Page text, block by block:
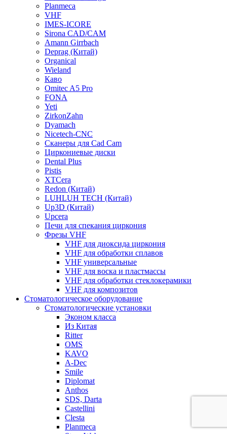
Planmeca
VHF
IMES-ICORE
Sirona CAD/CAM
Amann Girrbach
Deprag (Китай)
Organical
Wieland
Каво
Omitec A5 Pro
FONA
Yeti
ZirkonZahn
Dyamach
Nicetech-CNC
Сканеры для Cad Cam
Циркониевые диски
Dental Plus
Pistis
XTCera
Redon (Китай)
LUHLUH TECH (Китай)
Up3D (Китай)
Upcera
Печи для спекания циркония
Фрезы VHF
VHF для диоксида циркония
VHF для обработки сплавов
VHF универсальные
VHF для воска и пластмассы
VHF для обработки стеклокерамики
VHF для композитов
Стоматологическое оборудование
Стоматологические установки
Эконом класса
Из Китая
Ritter
OMS
KAVO
A-Dec
Smile
Diplomat
Anthos
SDS, Darta
Castellini
Clesta
Planmeca